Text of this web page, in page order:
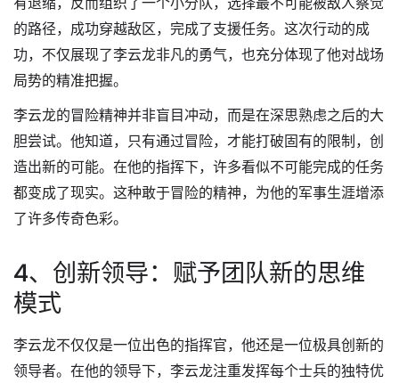
的路径，成功穿越敌区，完成了支援任务。这次行动的成
功，不仅展现了李云龙非凡的勇气，也充分体现了他对战场
局势的精准把握。
李云龙的冒险精神并非盲目冲动，而是在深思熟虑之后的大
胆尝试。他知道，只有通过冒险，才能打破固有的限制，创
造出新的可能。在他的指挥下，许多看似不可能完成的任务
都变成了现实。这种敢于冒险的精神，为他的军事生涯增添
了许多传奇色彩。
4、创新领导：赋予团队新的思维
模式
李云龙不仅仅是一位出色的指挥官，他还是一位极具创新的
领导者。在他的领导下，李云龙注重发挥每个士兵的独特优